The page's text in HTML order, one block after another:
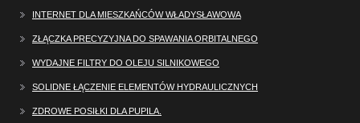
INTERNET DLA MIESZKAŃCÓW WŁADYSŁAWOWA
ZŁĄCZKA PRECYZYJNA DO SPAWANIA ORBITALNEGO
WYDAJNE FILTRY DO OLEJU SILNIKOWEGO
SOLIDNE ŁĄCZENIE ELEMENTÓW HYDRAULICZNYCH
ZDROWE POSIŁKI DLA PUPILA.